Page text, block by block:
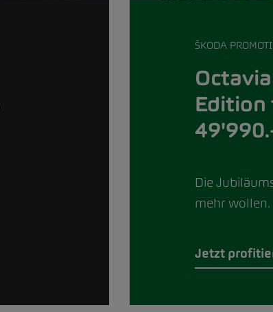
ŠKODA
Edition
Die
mehr wollen.
Jetzt